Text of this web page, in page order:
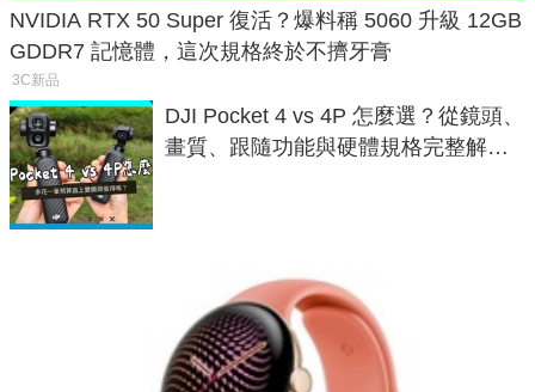
NVIDIA RTX 50 Super 復活？爆料稱 5060 升級 12GB
GDDR7 記憶體，這次規格終於不擠牙膏
3C新品
DJI Pocket 4 vs 4P 怎麼選？從鏡頭、
畫質、跟隨功能與硬體規格完整解